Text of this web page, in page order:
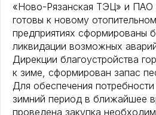
«Ново-Рязанская ТЭЦ» и ПАО
готовы к новому
предприятиях сформированы
ликвидации возможных
Дирекции благоустройства
к зиме, сформирован запас
Для обеспечения
зимний период в ближайшее
проведена закупка